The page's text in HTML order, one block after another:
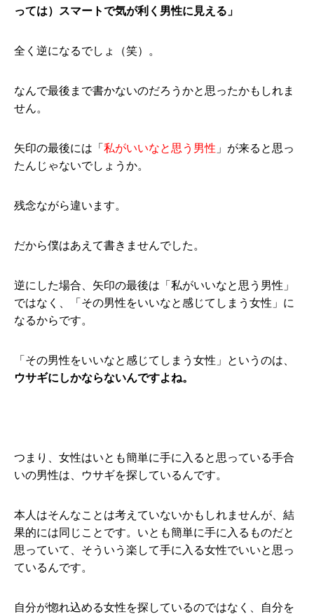
っては）スマートで気が利く男性に見える」
全く逆になるでしょ（笑）。
なんで最後まで書かないのだろうかと思ったかもしれま
せん。
矢印の最後には「 私がいいなと思う男性 」が来ると思っ
たんじゃないでしょうか。
残念ながら違います。
だから僕はあえて書きませんでした。
逆にした場合、矢印の最後は「私がいいなと思う男性」
ではなく、「その男性をいいなと感じてしまう女性」に
なるからです。
「その男性をいいなと感じてしまう女性」というのは、
ウサギにしかならないんですよね。
つまり、女性はいとも簡単に手に入ると思っている手合
いの男性は、ウサギを探しているんです。
本人はそんなことは考えていないかもしれませんが、結
果的には同じことです。いとも簡単に手に入るものだと
思っていて、そういう楽して手に入る女性でいいと思っ
ているんです。
自分が惚れ込める女性を探しているのではなく、自分を